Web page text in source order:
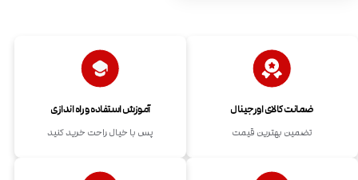
ضمانت کالای اورجینال
تضمین بهترین قیمت
آموزش استفاده و راه اندازی
پس با خیال راحت خرید کنید